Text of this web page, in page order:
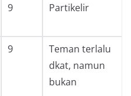
9 Partikelir
9
Teman terlalu
dkat, namun
bukan